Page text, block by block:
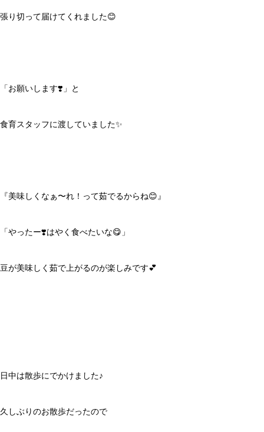
張り切って届けてくれました😊
「お願いします❣️」と
食育スタッフに渡していました✨
『美味しくなぁ〜れ！って茹でるからね😊』
「やったー❣️はやく食べたいな😋」
豆が美味しく茹で上がるのが楽しみです💕
日中は散歩にでかけました♪
久しぶりのお散歩だったので